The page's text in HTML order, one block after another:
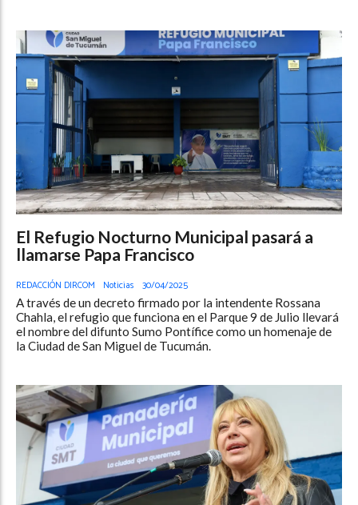
El Refugio Nocturno Municipal pasará a
llamarse Papa Francisco
REDACCIÓN DIRCOM Noticias 30/04/2025
A través de un decreto firmado por la intendente Rossana
Chahla, el refugio que funciona en el Parque 9 de Julio llevará
el nombre del difunto Sumo Pontífice como un homenaje de
la Ciudad de San Miguel de Tucumán.